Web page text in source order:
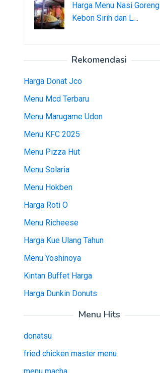
Harga Menu Nasi Goreng
Kebon Sirih dan L…
Rekomendasi
Harga Donat Jco
Menu Mcd Terbaru
Menu Marugame Udon
Menu KFC 2025
Menu Pizza Hut
Menu Solaria
Menu Hokben
Harga Roti O
Menu Richeese
Harga Kue Ulang Tahun
Menu Yoshinoya
Kintan Buffet Harga
Harga Dunkin Donuts
Menu Hits
donatsu
fried chicken master menu